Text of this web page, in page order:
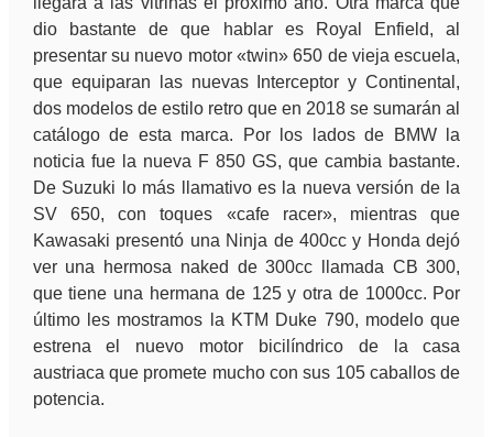
dio bastante de que hablar es Royal Enfield, al
presentar su nuevo motor «twin» 650 de vieja escuela,
que equiparan las nuevas Interceptor y Continental,
dos modelos de estilo retro que en 2018 se sumarán al
catálogo de esta marca. Por los lados de BMW la
noticia fue la nueva F 850 GS, que cambia bastante.
De Suzuki lo más llamativo es la nueva versión de la
SV 650, con toques «cafe racer», mientras que
Kawasaki presentó una Ninja de 400cc y Honda dejó
ver una hermosa naked de 300cc llamada CB 300,
que tiene una hermana de 125 y otra de 1000cc. Por
último les mostramos la KTM Duke 790, modelo que
estrena el nuevo motor bicilíndrico de la casa
austriaca que promete mucho con sus 105 caballos de
potencia.